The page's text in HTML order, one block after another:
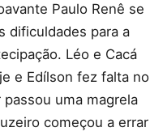
Paulo Renê se
dificuldades para a
Léo e Cacá
e Edílson fez falta no
uma magrela
começou a errar